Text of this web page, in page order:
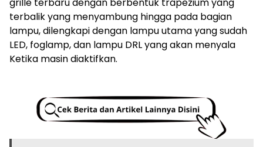
terbalik yang menyambung hingga pada bagian
lampu, dilengkapi dengan lampu utama yang sudah
LED, foglamp, dan lampu DRL yang akan menyala
Ketika masin diaktifkan.